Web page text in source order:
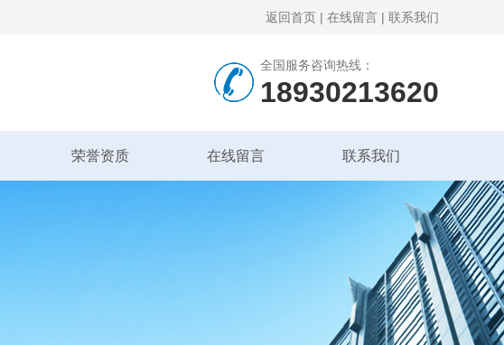
返回首页 | 在线留言 | 联系我们
全国服务咨询热线：
18930213620
荣誉资质 在线留言 联系我们